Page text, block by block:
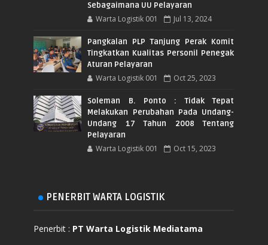
Sebagaimana UU Pelayaran
Warta Logistik 001 Jul 13, 2024
Pangkalan PLP Tanjung Perak Komit
Tingkatkan Kualitas Personil Penegak
Aturan Pelayaran
Warta Logistik 001 Oct 25, 2023
Soleman B. Ponto : Tidak Tepat
Melakukan Perubahan Pada Undang-
Undang 17 Tahun 2008 Tentang
Pelayaran
Warta Logistik 001 Oct 15, 2023
PENERBIT WARTA LOGISTIK
Penerbit : PT Warta Logistik Mediatama